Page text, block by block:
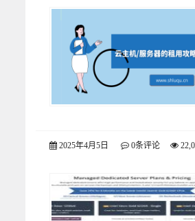
2025年4月5日 0条评论